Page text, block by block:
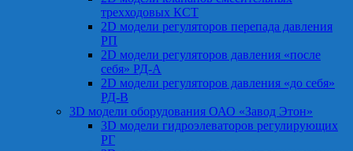
трехходовых КСТ
2D модели регуляторов перепада давления
РП
2D модели регуляторов давления «после
себя» РД-А
2D модели регуляторов давления «до себя»
РД-В
3D модели оборудования ОАО «Завод Этон»
3D модели гидроэлеваторов регулирующих
РГ